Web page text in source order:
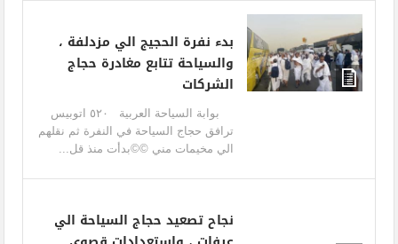
بدء نفرة الحجيج الي مزدلفة ،
والسياحة تتابع مغادرة حجاج
الشركات
بوابة السياحة العربية ٥٢٠ اتوبيس
ترافق حجاج السياحة في النفرة ثم نقلهم
الي مخيمات مني ©©بدأت منذ قل...
نجاح تصعيد حجاج السياحة الي